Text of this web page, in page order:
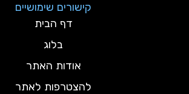
קישורים שימושיים
דף הבית
בלוג
אודות האתר
להצטרפות לאתר